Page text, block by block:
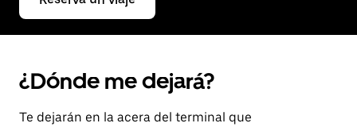
¿Dónde me dejará?
Te dejarán en la acera del terminal que